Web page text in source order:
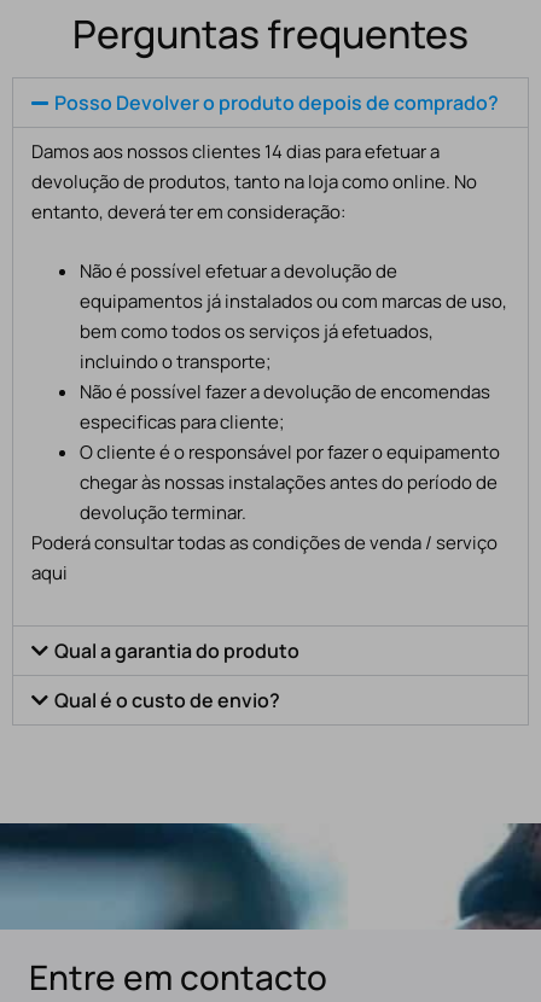
Perguntas frequentes
Posso Devolver o produto depois de comprado?
Damos aos nossos clientes 14 dias para efetuar a
devolução de produtos, tanto na loja como online. No
entanto, deverá ter em consideração:
Não é possível efetuar a devolução de
equipamentos já instalados ou com marcas de uso,
bem como todos os serviços já efetuados,
incluindo o transporte;
Não é possível fazer a devolução de encomendas
especificas para cliente;
O cliente é o responsável por fazer o equipamento
chegar às nossas instalações antes do período de
devolução terminar.
Poderá consultar todas as condições de venda / serviço
aqui
Qual a garantia do produto
Qual é o custo de envio?
Entre em contacto